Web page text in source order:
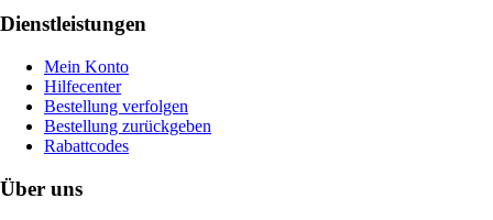
Dienstleistungen
Mein Konto
Hilfecenter
Bestellung verfolgen
Bestellung zurückgeben
Rabattcodes
Über uns